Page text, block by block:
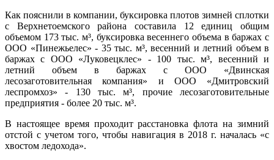
Как пояснили в компании, буксировка плотов зимней сплотки
с Верхнетоемского района составила 12 единиц общим
объемом 173 тыс. м³, буксировка весеннего объема в баржах с
ООО «Пинежьелес» - 35 тыс. м³, весенний и летний объем в
баржах с ООО «Луковецклес» - 100 тыс. м³, весенний и
летний объем в баржах с ООО «Двинская
лесозаготовительная компания» и ООО «Дмитровский
леспромхоз» - 130 тыс. м³, прочие лесозаготовительные
предприятия - более 20 тыс. м³.
В настоящее время проходит расстановка флота на зимний
отстой с учетом того, чтобы навигация в 2018 г. началась «с
хвостом ледохода».